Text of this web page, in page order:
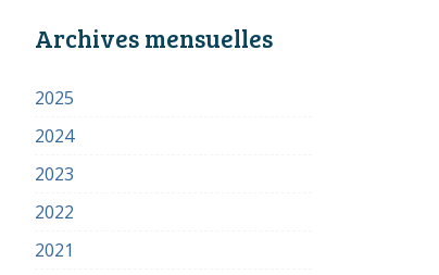
Archives mensuelles
2025
2024
2023
2022
2021